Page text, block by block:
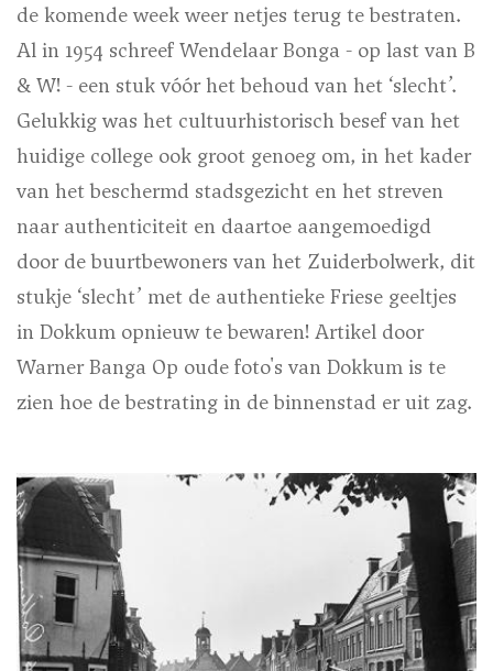
de komende week weer netjes terug te bestraten.
Al in 1954 schreef Wendelaar Bonga - op last van B
& W! - een stuk vóór het behoud van het ‘slecht’.
Gelukkig was het cultuurhistorisch besef van het
huidige college ook groot genoeg om, in het kader
van het beschermd stadsgezicht en het streven
naar authenticiteit en daartoe aangemoedigd
door de buurtbewoners van het Zuiderbolwerk, dit
stukje ‘slecht’ met de authentieke Friese geeltjes
in Dokkum opnieuw te bewaren! Artikel door
Warner Banga Op oude foto's van Dokkum is te
zien hoe de bestrating in de binnenstad er uit zag.